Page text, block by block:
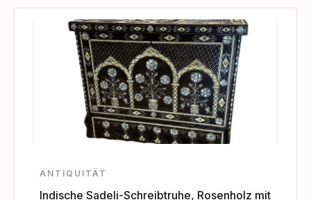
ANTIQUITÄT
Indische Sadeli-Schreibtruhe, Rosenholz mit